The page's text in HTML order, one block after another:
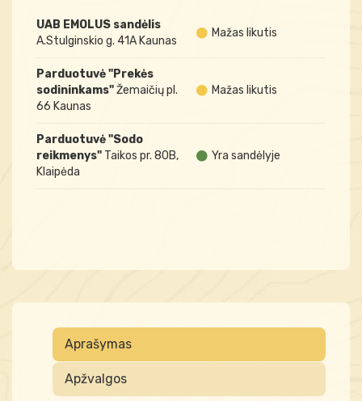
UAB EMOLUS sandėlis
A.Stulginskio g. 41A Kaunas
Mažas likutis
Parduotuvė "Prekės
sodininkams"Žemaičių pl.
66 Kaunas
Mažas likutis
Parduotuvė "Sodo
reikmenys" Taikos pr. 80B,
Klaipėda
Yra sandėlyje
Aprašymas
Apžvalgos